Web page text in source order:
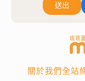
送出
關於我們全站